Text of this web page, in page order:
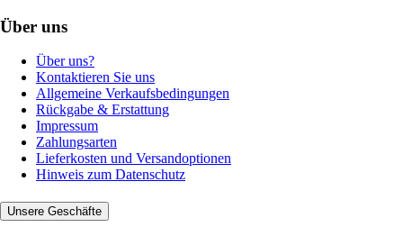
Über uns
Über uns?
Kontaktieren Sie uns
Allgemeine Verkaufsbedingungen
Rückgabe & Erstattung
Impressum
Zahlungsarten
Lieferkosten und Versandoptionen
Hinweis zum Datenschutz
Unsere Geschäfte